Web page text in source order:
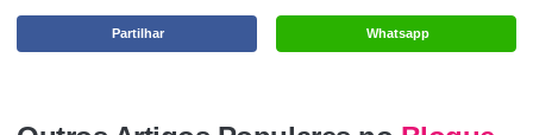
Whatsapp
Partilhar